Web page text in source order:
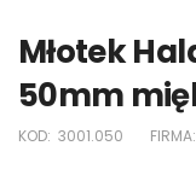
Młotek
50mm
KOD: 3001.050 FIRMA: